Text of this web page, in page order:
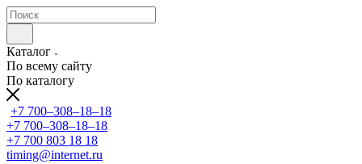
Каталог
По всему сайту
По каталогу
+7 700‒308‒18‒18
+7 700‒308‒18‒18
+7 700 803 18 18
timing@internet.ru